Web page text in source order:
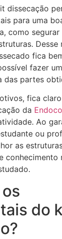
dissecação
para uma
como
Desse
fica
fazer
das partes
fica
da
Ao
ou
as
conhecimento
do